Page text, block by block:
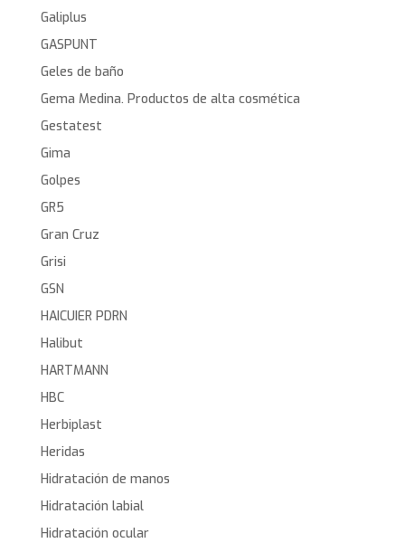
Galiplus
GASPUNT
Geles de baño
Gema Medina. Productos de alta cosmética
Gestatest
Gima
Golpes
GR5
Gran Cruz
Grisi
GSN
HAICUIER PDRN
Halibut
HARTMANN
HBC
Herbiplast
Heridas
Hidratación de manos
Hidratación labial
Hidratación ocular